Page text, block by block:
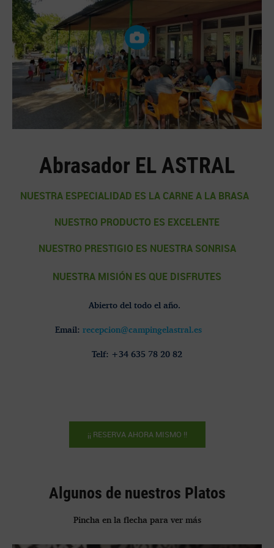
Abrasador EL ASTRAL
NUESTRA ESPECIALIDAD ES LA CARNE A LA BRASA
NUESTRO PRODUCTO ES EXCELENTE
NUESTRO PRESTIGIO ES NUESTRA SONRISA
NUESTRA MISIÓN ES QUE DISFRUTES
Abierto del todo el año.
Email: recepcion@campingelastral.es
Telf: +34 635 78 20 82
¡¡ RESERVA AHORA MISMO !!
Algunos de nuestros Platos
Pincha en la flecha para ver más